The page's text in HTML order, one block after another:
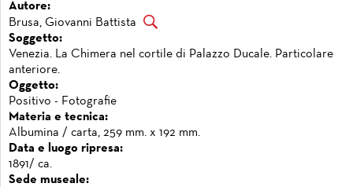
Autore:
Brusa, Giovanni Battista
Soggetto:
Venezia. La Chimera nel cortile di Palazzo Ducale. Particolare
anteriore.
Oggetto:
Positivo - Fotografie
Materia e tecnica:
Albumina / carta, 259 mm. x 192 mm.
Data e luogo ripresa:
1891/ ca.
Sede museale: